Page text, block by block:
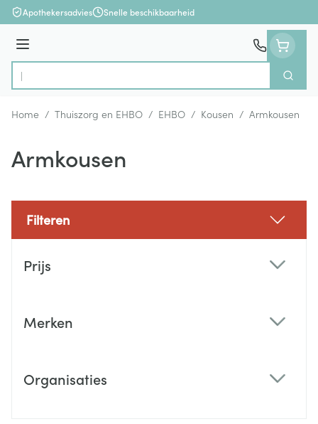
Ga naar de inhoud
Apothekersadvies Snelle beschikbaarheid
Menu
Product, merk, categorie...
Zoek
Home / Thuiszorg en EHBO / EHBO / Kousen / Armkousen
Armkousen
Filteren
Prijs
Merken
Organisaties